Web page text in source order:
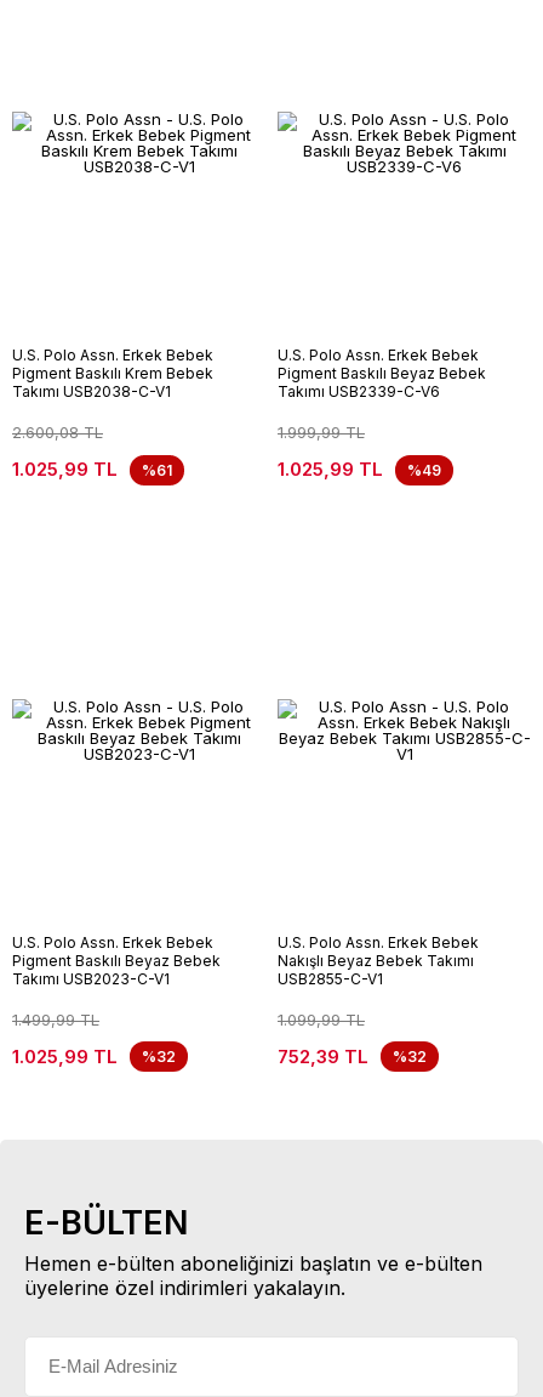
U.S. Polo Assn. Erkek Bebek
Pigment Baskılı Krem Bebek
Takımı USB2038-C-V1
2.600,08 TL
1.025,99 TL %61
U.S. Polo Assn. Erkek Bebek
Pigment Baskılı Beyaz Bebek
Takımı USB2339-C-V6
1.999,99 TL
1.025,99 TL %49
U.S. Polo Assn. Erkek Bebek
Pigment Baskılı Beyaz Bebek
Takımı USB2023-C-V1
1.499,99 TL
1.025,99 TL %32
U.S. Polo Assn. Erkek Bebek
Nakışlı Beyaz Bebek Takımı
USB2855-C-V1
1.099,99 TL
752,39 TL %32
E-BÜLTEN
Hemen e-bülten aboneliğinizi başlatın ve e-bülten
üyelerine özel indirimleri yakalayın.